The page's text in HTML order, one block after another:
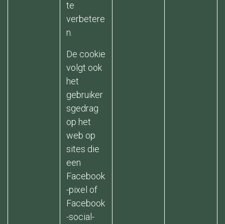
te
verbetere
n.
De cookie
volgt ook
het
gebruiker
sgedrag
op het
web op
sites die
een
Facebook
-pixel of
Facebook
-social-